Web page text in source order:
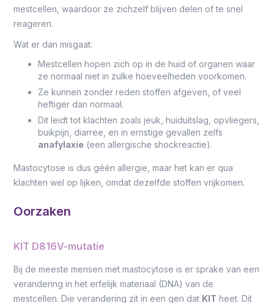
mestcellen, waardoor ze zichzelf blijven delen of te snel
reageren.
Wat er dan misgaat:
Mestcellen hopen zich op in de huid of organen waar
ze normaal niet in zulke hoeveelheden voorkomen.
Ze kunnen zonder reden stoffen afgeven, of veel
heftiger dan normaal.
Dit leidt tot klachten zoals jeuk, huiduitslag, opvliegers,
buikpijn, diarree, en in ernstige gevallen zelfs
anafylaxie (een allergische shockreactie).
Mastocytose is dus géén allergie, maar het kan er qua
klachten wel op lijken, omdat dezelfde stoffen vrijkomen.
Oorzaken
KIT D816V-mutatie
Bij de meeste mensen met mastocytose is er sprake van een
verandering in het erfelijk materiaal (DNA) van de
mestcellen. Die verandering zit in een gen dat KIT heet. Dit